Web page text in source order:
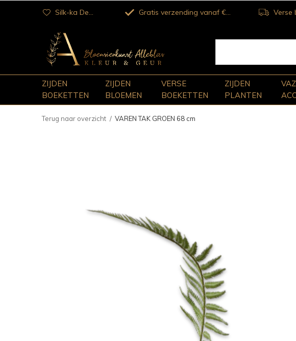
ZIJDEN
BOEKETTEN
ZIJDEN
BLOEMEN
VERSE
BOEKETTEN
ZIJDEN
PLANTEN
Silk-ka Dealer Gratis verzending vanaf €100 Verse
Terug naar overzicht VAREN TAK GROEN 68 cm